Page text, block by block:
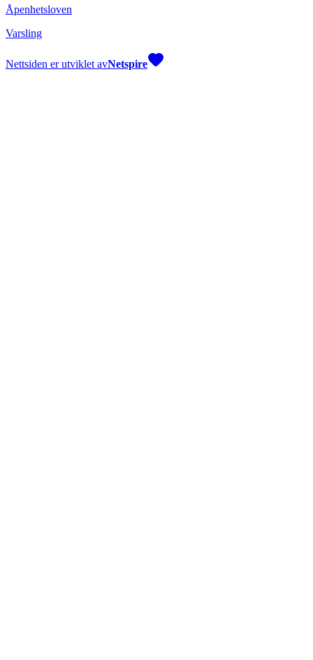
Åpenhetsloven
Varsling
Nettsiden er utviklet avNetspire